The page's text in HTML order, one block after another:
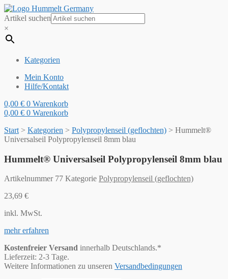
Artikel suchen
×
Kategorien
Mein Konto
Hilfe/Kontakt
0,00 € 0 Warenkorb
0,00 € 0 Warenkorb
Start > Kategorien > Polypropylenseil (geflochten) > Hummelt®
Universalseil Polypropylenseil 8mm blau
Hummelt® Universalseil Polypropylenseil 8mm blau
Artikelnummer 77 Kategorie Polypropylenseil (geflochten)
23,69 €
inkl. MwSt.
mehr erfahren
Kostenfreier Versand innerhalb Deutschlands.*
Lieferzeit: 2-3 Tage.
Weitere Informationen zu unseren Versandbedingungen